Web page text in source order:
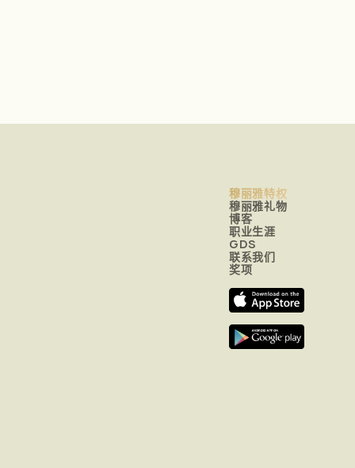
穆丽雅特权
穆丽雅礼物
博客
职业生涯
GDS
联系我们
奖项